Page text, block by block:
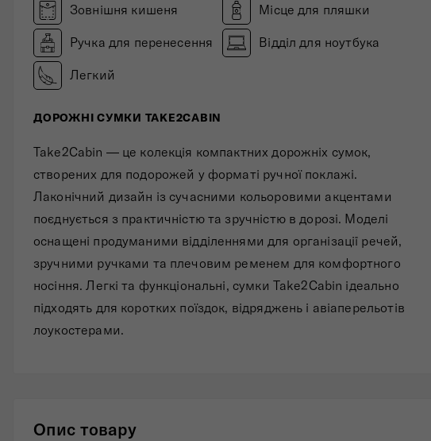
Зовнішня кишеня Місце для пляшки
Ручка для перенесення Відділ для ноутбука
Легкий
ДОРОЖНІ СУМКИ TAKE2CABIN
Take2Cabin — це колекція компактних дорожніх сумок,
створених для подорожей у форматі ручної поклажі.
Лаконічний дизайн із сучасними кольоровими акцентами
поєднується з практичністю та зручністю в дорозі. Моделі
оснащені продуманими відділеннями для організації речей,
зручними ручками та плечовим ременем для комфортного
носіння. Легкі та функціональні, сумки Take2Cabin ідеально
підходять для коротких поїздок, відряджень і авіаперельотів
лоукостерами.
Опис товару